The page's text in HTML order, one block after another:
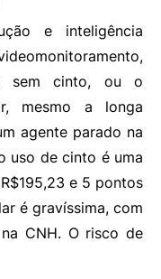
e inteligência
sem cinto, ou o
mesmo a longa
agente parado na
uso de cinto é uma
e 5 pontos
é gravíssima, com
CNH. O risco de